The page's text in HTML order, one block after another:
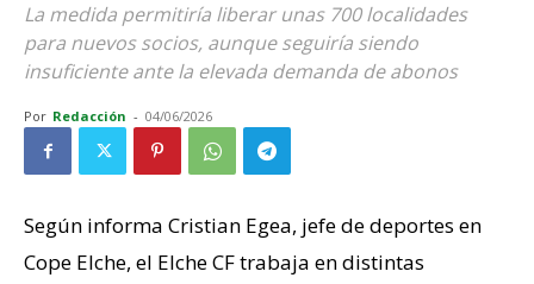
La medida permitiría liberar unas 700 localidades
para nuevos socios, aunque seguiría siendo
insuficiente ante la elevada demanda de abonos
Por Redacción - 04/06/2026
Según informa Cristian Egea, jefe de deportes en
Cope Elche, el Elche CF trabaja en distintas